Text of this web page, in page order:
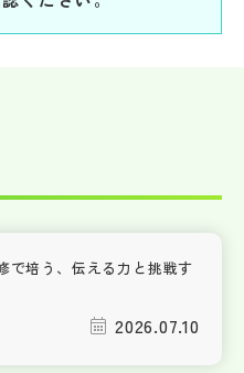
で培う、伝える力と挑戦す
2026.07.10